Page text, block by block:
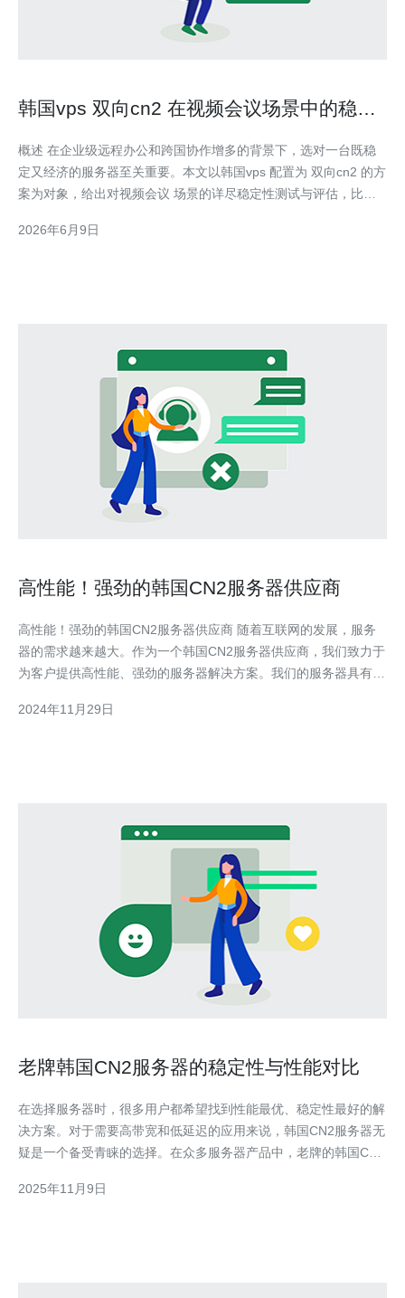
韩国vps 双向cn2 在视频会议场景中的稳定
概述 在企业级远程办公和跨国协作增多的背景下，选对一台既稳
定又经济的服务器至关重要。本文以韩国vps 配置为 双向cn2 的方
案为对象，给出对视频会议 场景的详尽稳定性测试与评估，比较
帮助读者在服务器与网络成本之间取得平衡。 测试环境与被测对
2026年6月9日
高性能！强劲的韩国CN2服务器供应商
高性能！强劲的韩国CN2服务器供应商 随着互联网的发展，服务
器的需求越来越大。作为一个韩国CN2服务器供应商，我们致力于
为客户提供高性能、强劲的服务器解决方案。我们的服务器具有卓
种需求。 我们的服务器采用先进的硬
2024年11月29日
老牌韩国CN2服务器的稳定性与性能对比
在选择服务器时，很多用户都希望找到性能最优、稳定性最好的解
决方案。对于需要高带宽和低延迟的应用来说，韩国CN2服务器无
疑是一个备受青睐的选择。在众多服务器产品中，老牌的韩国CN2
服务器进行详尽的评测和对比，帮助用户找到最佳、最便宜的服务
2025年11月9日